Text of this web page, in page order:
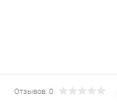
Отзывов: 0